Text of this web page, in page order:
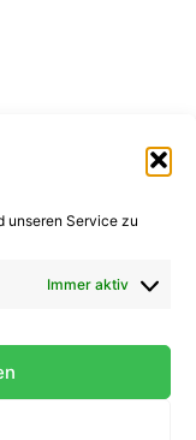
unseren Service zu
Immer aktiv